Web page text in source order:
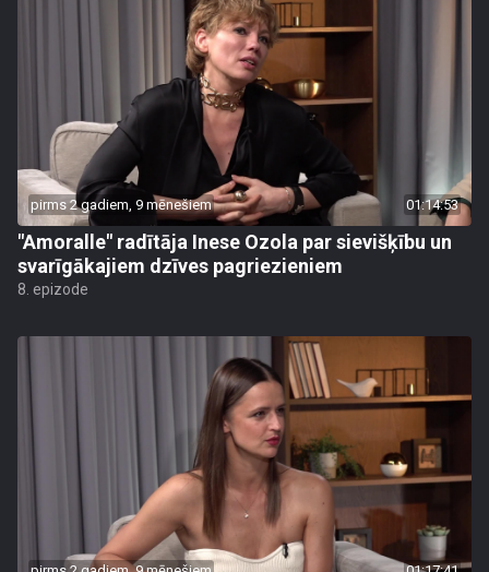
pirms 2 gadiem, 9 mēnešiem 01:14:53
"Amoralle" radītāja Inese Ozola par sievišķību un
svarīgākajiem dzīves pagriezieniem
8. epizode